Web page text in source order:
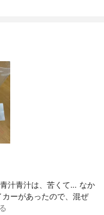
リー、グレープフルー
イナップル、イチゴ、リ
、サクランボ、オレン
ト）（野菜10種：（茶
ン、プロッコリー、キ
ンニク、アスパラガ
ウリ）、有胞子性乳酸
タ、アフリカマンゴノ
ウム、葉酸、ビタミンC、
ンE）、果汁ミックスパ
ピカルマンゴー）、甘
汁青汁は、苦くて… なか
ーがあったので、混ぜ